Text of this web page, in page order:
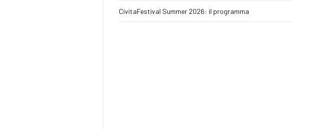
CivitaFestival Summer 2026: il programma